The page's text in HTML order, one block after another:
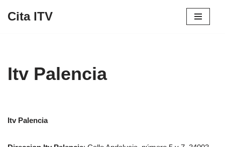
Cita ITV
Itv Palencia
Itv Palencia